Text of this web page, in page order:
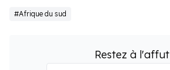
Tyla
#Afrique du sud
Restez à l'affut